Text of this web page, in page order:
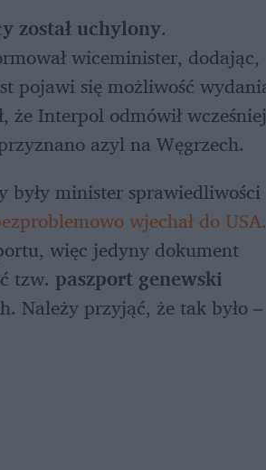
został uchylony.
wiceminister, dodając,
że Interpol odmówił wcześniej
azyl na Węgrzech.
były minister sprawiedliwości
wjechał do USA.
więc jedyny dokument
tzw. paszport genewski
Należy przyjąć, że tak było –